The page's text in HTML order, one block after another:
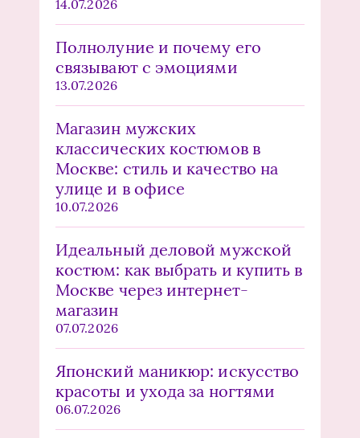
14.07.2026
Полнолуние и почему его
связывают с эмоциями
13.07.2026
Магазин мужских
классических костюмов в
Москве: стиль и качество на
улице и в офисе
10.07.2026
Идеальный деловой мужской
костюм: как выбрать и купить в
Москве через интернет-
магазин
07.07.2026
Японский маникюр: искусство
красоты и ухода за ногтями
06.07.2026